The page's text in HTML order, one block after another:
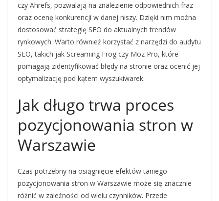
czy Ahrefs, pozwalają na znalezienie odpowiednich fraz
oraz ocenę konkurencji w danej niszy. Dzięki nim można
dostosować strategię SEO do aktualnych trendów
rynkowych. Warto również korzystać z narzędzi do audytu
SEO, takich jak Screaming Frog czy Moz Pro, które
pomagają zidentyfikować błędy na stronie oraz ocenić jej
optymalizację pod kątem wyszukiwarek.
Jak długo trwa proces
pozycjonowania stron w
Warszawie
Czas potrzebny na osiągnięcie efektów taniego
pozycjonowania stron w Warszawie może się znacznie
różnić w zależności od wielu czynników. Przede